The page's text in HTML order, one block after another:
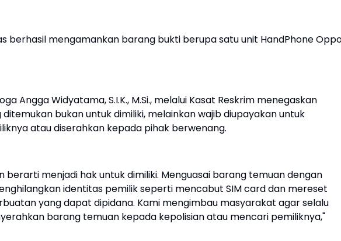
berhasil mengamankan barang bukti berupa satu unit HandPhone
Angga Widyatama, S.I.K., M.Si., melalui Kasat Reskrim menegaskan
bukan untuk dimiliki, melainkan wajib diupayakan untuk
atau diserahkan kepada pihak berwenang.
berarti menjadi hak untuk dimiliki. Menguasai barang temuan dengan
identitas pemilik seperti mencabut SIM card dan mereset
yang dapat dipidana. Kami mengimbau masyarakat agar selalu
barang temuan kepada kepolisian atau mencari pemiliknya,"